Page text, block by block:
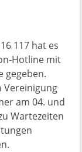
117 hat es
​Hotline mit
gegeben.
Vereinigung
am 04. und
Wartezeiten